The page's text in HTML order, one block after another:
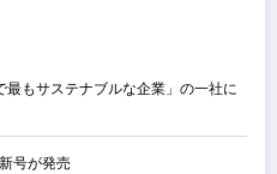
もサステナブルな企業」の一社に
号が発売